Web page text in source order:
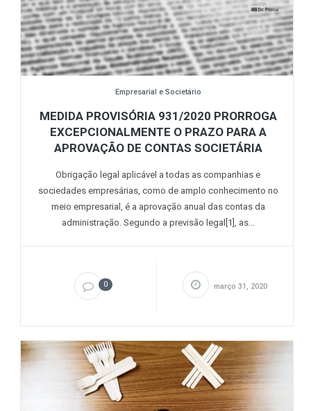
Empresarial e Societário
MEDIDA PROVISÓRIA 931/2020 PRORROGA
EXCEPCIONALMENTE O PRAZO PARA A
APROVAÇÃO DE CONTAS SOCIETÁRIA
Obrigação legal aplicável a todas as companhias e
sociedades empresárias, como de amplo conhecimento no
meio empresarial, é a aprovação anual das contas da
administração. Segundo a previsão legal[1], as...
0 março 31, 2020